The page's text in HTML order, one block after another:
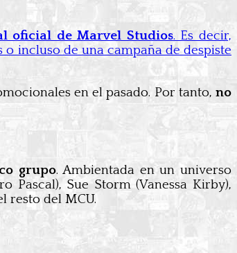
oficial de Marvel Studios. Es decir,
incluso de una campaña de despiste
en el pasado. Por tanto,no
grupo. Ambientada en un universo
Pascal), Sue Storm (Vanessa Kirby),
resto del MCU.